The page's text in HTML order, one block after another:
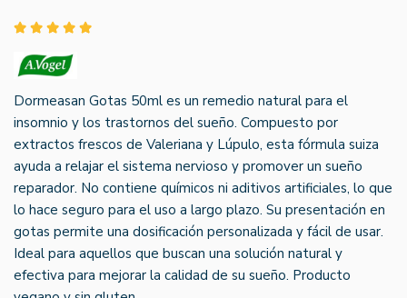
Dormeasan Gotas 50ml es un remedio natural para el
insomnio y los trastornos del sueño. Compuesto por
extractos frescos de Valeriana y Lúpulo, esta fórmula suiza
ayuda a relajar el sistema nervioso y promover un sueño
reparador. No contiene químicos ni aditivos artificiales, lo que
lo hace seguro para el uso a largo plazo. Su presentación en
gotas permite una dosificación personalizada y fácil de usar.
Ideal para aquellos que buscan una solución natural y
efectiva para mejorar la calidad de su sueño. Producto